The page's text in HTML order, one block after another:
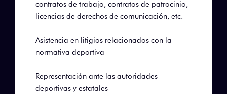
contratos de trabajo, contratos de patrocinio,
licencias de derechos de comunicación, etc.
Asistencia en litigios relacionados con la
normativa deportiva
Representación ante las autoridades
deportivas y estatales